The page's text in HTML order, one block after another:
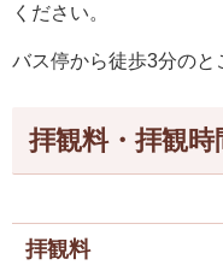
ください。
バス停から徒歩3分のと
拝観料・拝観時
拝観料